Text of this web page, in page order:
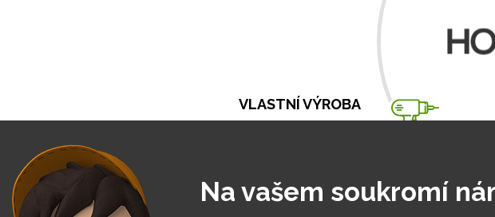
VLASTNÍ VÝROBA
Na vašem soukromí